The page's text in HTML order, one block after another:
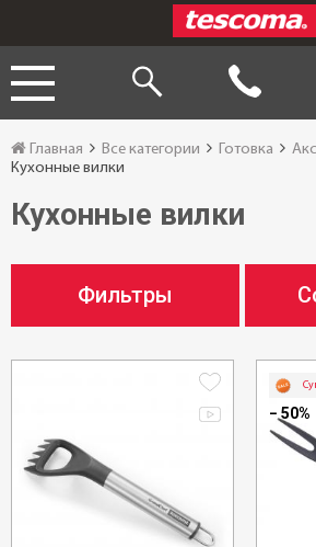
Главная Все категории Готовка
Кухонные вилки
Кухонные вилки
Фильтры
− 50%